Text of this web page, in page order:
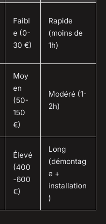
Faibl
e (0-
30 €)
Rapide
(moins de
1h)
Moy
en
(50-
150
€)
Modéré (1-
2h)
Élevé
(400
-600
€)
Long
(démontag
e +
installation
)